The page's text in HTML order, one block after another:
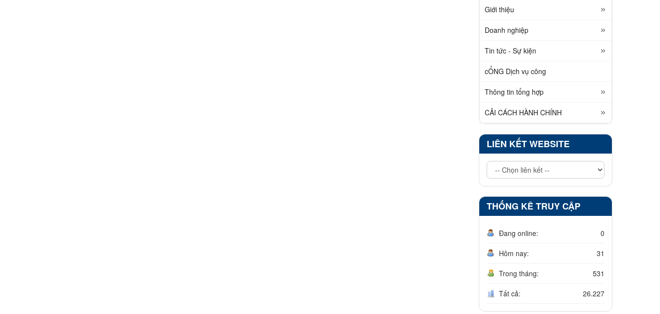
Giới thiệu
Doanh nghiệp
Tin tức - Sự kiện
cỔNG Dịch vụ công
Thông tin tổng hợp
CẢI CÁCH HÀNH CHÍNH
LIÊN KẾT WEBSITE
THỐNG KÊ TRUY CẬP
Đang online: 0
Hôm nay: 31
Trong tháng: 531
Tất cả: 26.227